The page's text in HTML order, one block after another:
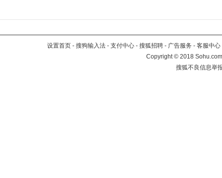
设置首页 - 搜狗输入法 - 支付中心 - 搜狐招聘 - 广告服务 - 客服中心
Copyright©2018
搜狐不良信息举